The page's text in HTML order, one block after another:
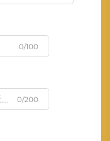
0/100
0/200